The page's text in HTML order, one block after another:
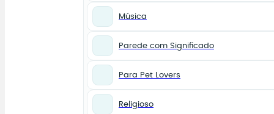
Música
Parede com Significado
Para Pet Lovers
Religioso